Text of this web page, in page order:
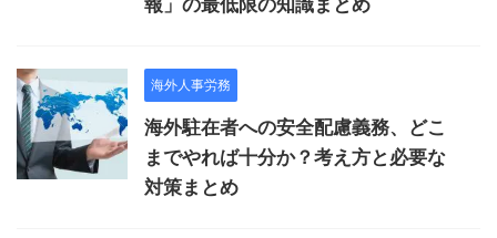
海外人事労務
海外駐在者への安全配慮義務、どこ
までやれば十分か？考え方と必要な
対策まとめ